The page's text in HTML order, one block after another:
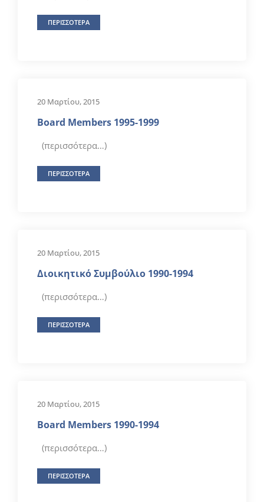
ΠΕΡΙΣΣΟΤΕΡΑ
20 Μαρτίου, 2015
Βoard Μembers 1995-1999
(περισσότερα…)
ΠΕΡΙΣΣΟΤΕΡΑ
20 Μαρτίου, 2015
Διοικητικό Συμβούλιο 1990-1994
(περισσότερα…)
ΠΕΡΙΣΣΟΤΕΡΑ
20 Μαρτίου, 2015
Βoard Μembers 1990-1994
(περισσότερα…)
ΠΕΡΙΣΣΟΤΕΡΑ